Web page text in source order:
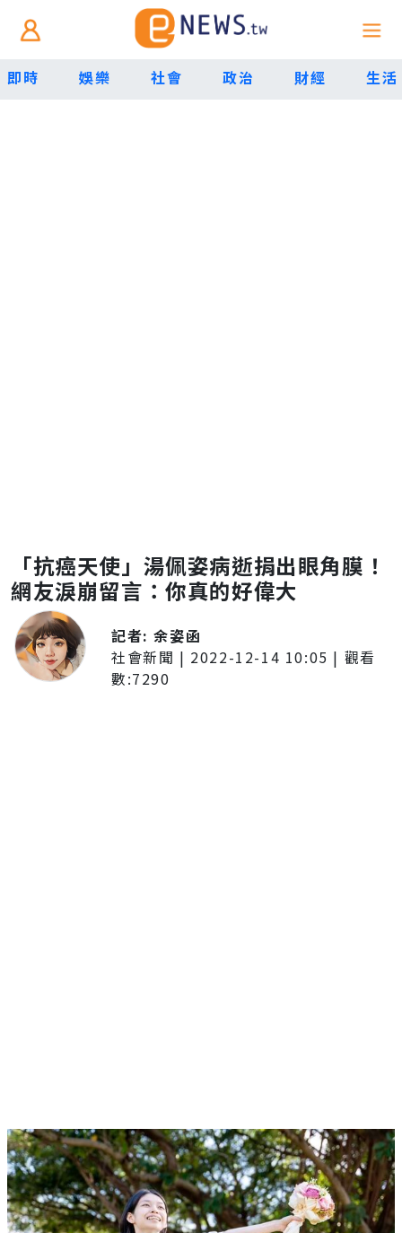
即時 娛樂 社會 政治 財經 生活
「抗癌天使」湯佩姿病逝捐出眼角膜！
網友淚崩留言：你真的好偉大
記者:余姿函
社會新聞 | 2022-12-14 10:05 | 觀看
數:7290